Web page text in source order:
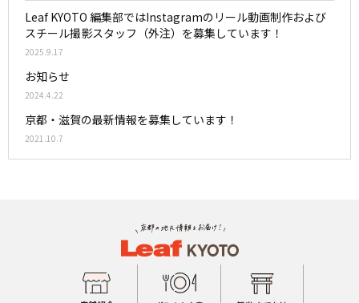
Leaf KYOTO 編集部ではInstagramのリール動画制作および
スチール撮影スタッフ（外注）を募集しています！
2025.9.17
お知らせ
2024.4.22
京都・滋賀の最新情報を募集しています！
2021.10.7